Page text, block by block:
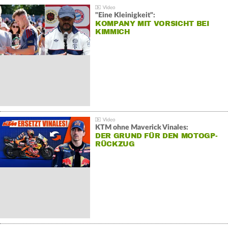
"Eine Kleinigkeit":
KOMPANY MIT VORSICHT BEI
KIMMICH
KTM ohne Maverick Vinales:
DER GRUND FÜR DEN MOTOGP-
RÜCKZUG